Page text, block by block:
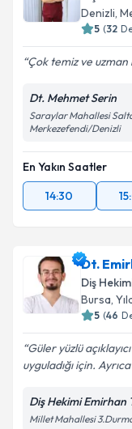
Denizli,
5 (32
Çok temiz ve uzman
Dt. Mehmet Serin
Saraylar Mahallesi
Merkezefendi/Denizli
En Yakın Saatler
14:30
Dt.
Diş
Bursa,
5 (46
Güler yüzlü
uyguladığı için.
Diş Hekimi Emirhan
Millet Mahallesi